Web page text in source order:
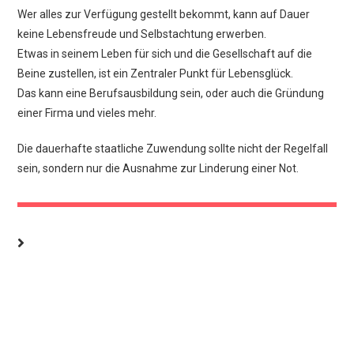
Wer alles zur Verfügung gestellt bekommt, kann auf Dauer
keine Lebensfreude und Selbstachtung erwerben.
Etwas in seinem Leben für sich und die Gesellschaft auf die
Beine zustellen, ist ein Zentraler Punkt für Lebensglück.
Das kann eine Berufsausbildung sein, oder auch die Gründung
einer Firma und vieles mehr.
Die dauerhafte staatliche Zuwendung sollte nicht der Regelfall
sein, sondern nur die Ausnahme zur Linderung einer Not.